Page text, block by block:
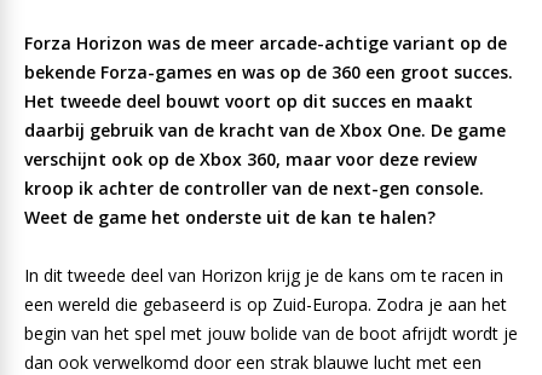
Forza Horizon was de meer arcade-achtige variant op de
bekende Forza-games en was op de 360 een groot succes.
Het tweede deel bouwt voort op dit succes en maakt
daarbij gebruik van de kracht van de Xbox One. De game
verschijnt ook op de Xbox 360, maar voor deze review
kroop ik achter de controller van de next-gen console.
Weet de game het onderste uit de kan te halen?
In dit tweede deel van Horizon krijg je de kans om te racen in
een wereld die gebaseerd is op Zuid-Europa. Zodra je aan het
begin van het spel met jouw bolide van de boot afrijdt wordt je
dan ook verwelkomd door een strak blauwe lucht met een